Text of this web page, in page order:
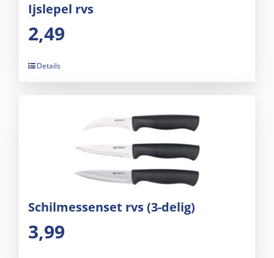
Ijslepel rvs
2,49
Details
Schilmessenset rvs (3-delig)
3,99